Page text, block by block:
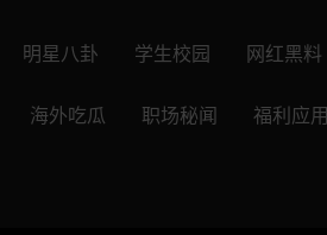
明星八卦 学生校园 网红黑料
海外吃瓜 职场秘闻 福利应用